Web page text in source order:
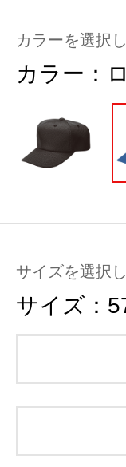
カラーを選択
カラー：
サイズを選択
サイズ：